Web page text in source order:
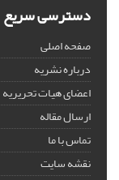
دسترسی سریع
صفحه اصلی
درباره نشریه
اعضای هیات تحریریه
ارسال مقاله
تماس با ما
نقشه سایت